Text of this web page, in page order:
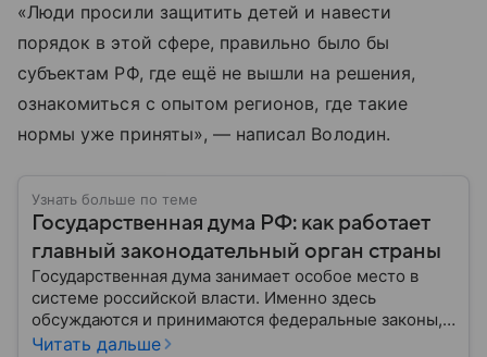
«Люди просили защитить детей и навести
порядок в этой сфере, правильно было бы
субъектам РФ, где ещё не вышли на решения,
ознакомиться с опытом регионов, где такие
нормы уже приняты», — написал Володин.
Узнать больше по теме
Государственная дума РФ: как работает
главный законодательный орган страны
Государственная дума занимает особое место в
системе российской власти. Именно здесь
обсуждаются и принимаются федеральные законы,
определяющие развитие государства, экономики и
Читать дальше